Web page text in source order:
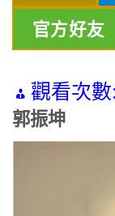
官方好友
觀看次數:
郭振坤